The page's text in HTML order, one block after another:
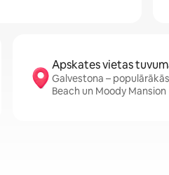
Apskates vietas
Galvestona –
Beach un Moody Mansion